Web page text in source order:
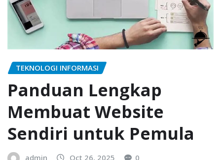
TEKNOLOGI INFORMASI
Panduan Lengkap
Membuat Website
Sendiri untuk Pemula
admin Oct 26, 2025 0